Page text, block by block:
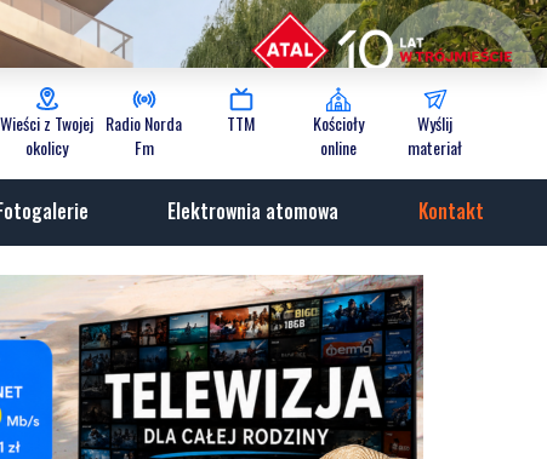
Wieści z Twojej
okolicy
Radio Norda
Fm
TTM
Kościoły
online
Wyślij
materiał
Elektrownia atomowa Kontakt